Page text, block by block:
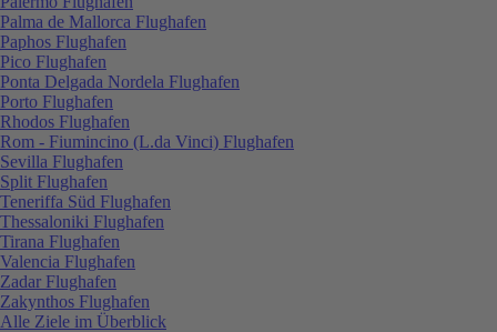
Palma de Mallorca Flughafen
Paphos Flughafen
Pico Flughafen
Ponta Delgada Nordela Flughafen
Porto Flughafen
Rhodos Flughafen
Rom - Fiumincino (L.da Vinci) Flughafen
Sevilla Flughafen
Split Flughafen
Teneriffa Süd Flughafen
Thessaloniki Flughafen
Tirana Flughafen
Valencia Flughafen
Zadar Flughafen
Zakynthos Flughafen
Alle Ziele im Überblick